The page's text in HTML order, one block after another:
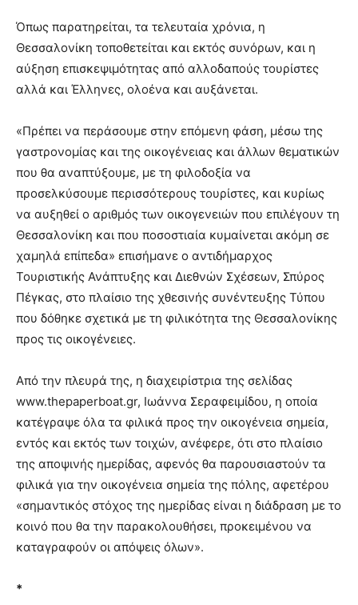
Όπως παρατηρείται, τα τελευταία χρόνια, η
Θεσσαλονίκη τοποθετείται και εκτός συνόρων, και η
αύξηση επισκεψιμότητας από αλλοδαπούς τουρίστες
αλλά και Έλληνες, ολοένα και αυξάνεται.
«Πρέπει να περάσουμε στην επόμενη φάση, μέσω της
γαστρονομίας και της οικογένειας και άλλων θεματικών
που θα αναπτύξουμε, με τη φιλοδοξία να
προσελκύσουμε περισσότερους τουρίστες, και κυρίως
να αυξηθεί ο αριθμός των οικογενειών που επιλέγουν τη
Θεσσαλονίκη και που ποσοστιαία κυμαίνεται ακόμη σε
χαμηλά επίπεδα» επισήμανε ο αντιδήμαρχος
Τουριστικής Ανάπτυξης και Διεθνών Σχέσεων, Σπύρος
Πέγκας, στο πλαίσιο της χθεσινής συνέντευξης Τύπου
που δόθηκε σχετικά με τη φιλικότητα της Θεσσαλονίκης
προς τις οικογένειες.
Από την πλευρά της, η διαχειρίστρια της σελίδας
www.thepaperboat.gr, Ιωάννα Σεραφειμίδου, η οποία
κατέγραψε όλα τα φιλικά προς την οικογένεια σημεία,
εντός και εκτός των τοιχών, ανέφερε, ότι στο πλαίσιο
της αποψινής ημερίδας, αφενός θα παρουσιαστούν τα
φιλικά για την οικογένεια σημεία της πόλης, αφετέρου
«σημαντικός στόχος της ημερίδας είναι η διάδραση με το
κοινό που θα την παρακολουθήσει, προκειμένου να
καταγραφούν οι απόψεις όλων».
*